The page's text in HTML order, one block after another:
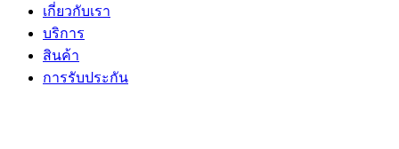
เกี่ยวกับเรา
บริการ
สินค้า
การรับประกัน